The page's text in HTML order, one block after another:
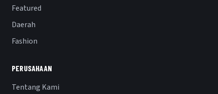
Featured
Daerah
Fashion
PERUSAHAAN
Tentang Kami